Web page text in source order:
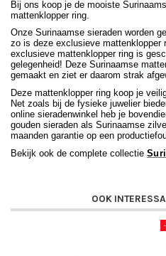
Bij ons koop je de mooiste
mattenklopper ring.
Onze Surinaamse sieraden worden
zo is deze exclusieve mattenklopper
exclusieve mattenklopper ring is
gelegenheid! Deze Surinaamse
gemaakt en ziet er daarom strak
Deze mattenklopper ring koop je
Net zoals bij de fysieke juwelier
online sieradenwinkel heb je
gouden sieraden als Surinaamse
maanden garantie op een
Bekijk ook de complete collectie
OOK